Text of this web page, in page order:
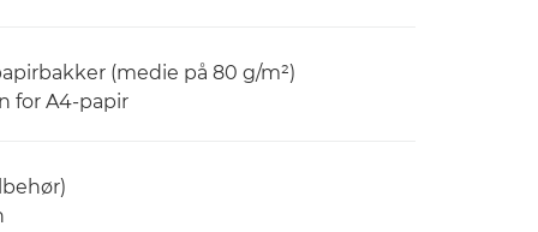
(medie på 80 g/m²)
for A4-papir